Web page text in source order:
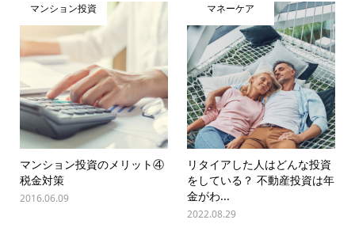
マンション投資
マンション投資のメリット④
税金対策
2016.06.09
マネーケア
リタイアした人はどんな投資
をしている？ 不動産投資は年
金がわ...
2022.08.29